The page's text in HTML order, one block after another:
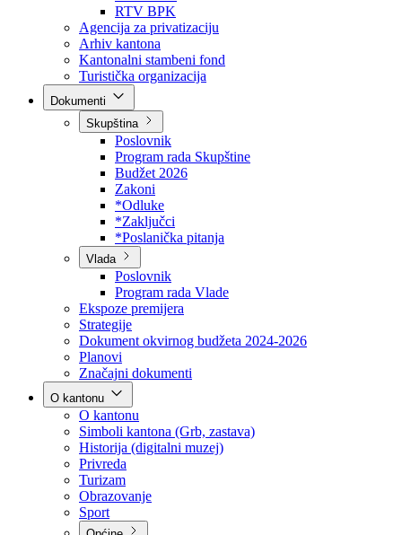
Direkcija za šumarstvo
Javna preduzeća
BPK šume
RTV BPK
Agencija za privatizaciju
Arhiv kantona
Kantonalni stambeni fond
Turistička organizacija
Skupština
Poslovnik
Program rada Skupštine
Budžet 2026
Zakoni
*Odluke
*Zaključci
*Poslanička pitanja
Vlada
Poslovnik
Program rada Vlade
Ekspoze premijera
Strategije
Dokument okvirnog budžeta 2024-2026
Planovi
Značajni dokumenti
O kantonu
O kantonu
Simboli kantona (Grb, zastava)
Historija (digitalni muzej)
Privreda
Turizam